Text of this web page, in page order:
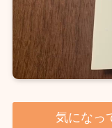
気になっ